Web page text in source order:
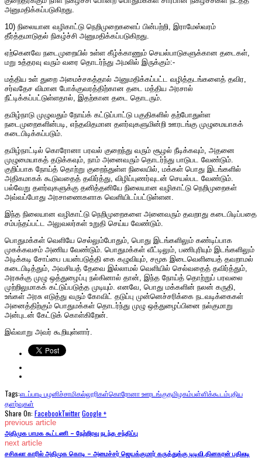
அனுமதிக்கப்படுகிறது.
10) நிலையான வழிகாட்டு நெறிமுறைகளைப் பின்பற்றி, இராமேஸ்வரம்
தீர்த்தமாடுதல் நிகழ்ச்சி அனுமதிக்கப்படுகிறது.
ஏற்கெனவே நடைமுறையில் உள்ள கீழ்க்காணும் செயல்பாடுகளுக்கான தடைகள்,
மறு உத்தரவு வரும் வரை தொடர்ந்து அமலில் இருக்கும்:-
மத்திய உள் துறை அமைச்சகத்தால் அனுமதிக்கப்பட்ட வழித்தடங்களைத் தவிர,
சர்வதேச விமான போக்குவரத்திற்கான தடை மத்திய அரசால்
நீட்டிக்கப்பட்டுள்ளதால், இதற்கான தடை தொடரும்.
தமிழ்நாடு முழுவதும் நோய்க் கட்டுப்பாட்டு பகுதிகளில் தற்போதுள்ள
நடைமுறைகளின்படி, எந்தவிதமான தளர்வுகளுமின்றி ஊரடங்கு முழுமையாகக்
கடைபிடிக்கப்படும்.
தமிழ்நாட்டில் கொரோனா பரவல் குறைந்து வரும் சூழல் நீடிக்கவும், அதனை
முழுமையாகத் தடுக்கவும், நாம் அனைவரும் தொடர்ந்து பாடுபட வேண்டும்.
குறிப்பாக நோய்த் தொற்று குறைந்துள்ள நிலையில், மக்கள் பொது இடங்களில்
அதிகமாகக் கூடுவதைத் தவிர்த்து, விழிப்புணர்வுடன் செயல்பட வேண்டும்.
பல்வேறு தளர்வுகளுக்கு தனித்தனியே நிலையான வழிகாட்டு நெறிமுறைகள்
அவ்வப்போது அரசாணைகளாக வெளியிடப்பட்டுள்ளன.
இந்த நிலையான வழிகாட்டு நெறிமுறைகளை அனைவரும் தவறாது கடைபிடிப்பதை
சம்பந்தப்பட்ட அலுவலர்கள் உறுதி செய்ய வேண்டும்.
பொதுமக்கள் வெளியே செல்லும்போதும், பொது இடங்களிலும் கண்டிப்பாக
முகக்கவசம் அணிய வேண்டும். பொதுமக்கள் வீட்டிலும், பணிபுரியும் இடங்களிலும்
அடிக்கடி சோப்பை பயன்படுத்தி கை கழுவியும், சமூக இடைவெளியைத் தவறாமல்
கடைபிடித்தும், அவசியத் தேவை இல்லாமல் வெளியில் செல்வதைத் தவிர்த்தும்,
அரசுக்கு முழு ஒத்துழைப்பு நல்கினால் தான், இந்த நோய்த் தொற்றுப் பரவலை
முற்றிலுமாகக் கட்டுப்படுத்த முடியும். எனவே, பொது மக்களின் நலன் கருதி,
உங்கள் அரசு எடுத்து வரும் கோவிட் தடுப்பு முன்னெச்சரிக்கை நடவடிக்கைகள்
அனைத்திற்கும் பொதுமக்கள் தொடர்ந்து முழு ஒத்துழைப்பினை நல்குமாறு
அன்புடன் கேட்டுக் கொள்கிறேன்.
இவ்வாறு அவர் கூறியுள்ளார்.
Tags:எடப்பாடி பழனிச்சாமிகல்லூரிகள்கொரோனா ஊரடங்குதமிழகம்பள்ளிக்கூடம்புதிய
தளர்வுகள்
Share On: FacebookTwitterGoogle +
previous article
அதிமுக பாமக கூட்டணி – நேற்றிரவு நடந்த சந்திப்பு
next article
சசிகலா காரில் அதிமுக கொடி – அமைச்சர் ஜெயக்குமார் கருத்துக்கு டிடிவி.தினகரன் பதிலடி